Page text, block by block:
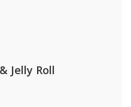
Jelly Roll